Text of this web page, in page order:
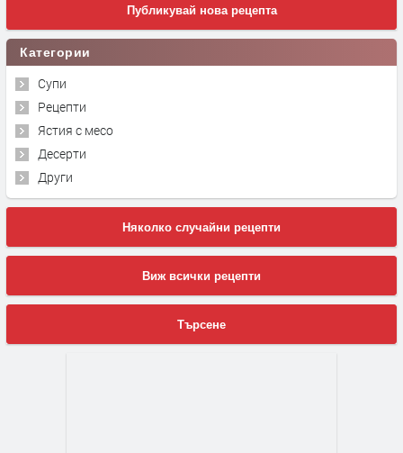
Публикувай нова рецепта
Категории
Супи
Рецепти
Ястия с месо
Десерти
Други
Няколко случайни рецепти
Виж всички рецепти
Търсене